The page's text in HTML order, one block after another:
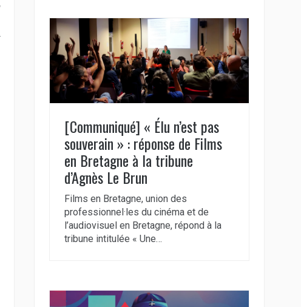
[Communiqué] « Élu n’est pas
souverain » : réponse de Films
en Bretagne à la tribune
d’Agnès Le Brun
Films en Bretagne, union des
professionnel·les du cinéma et de
l’audiovisuel en Bretagne, répond à la
tribune intitulée « Une…